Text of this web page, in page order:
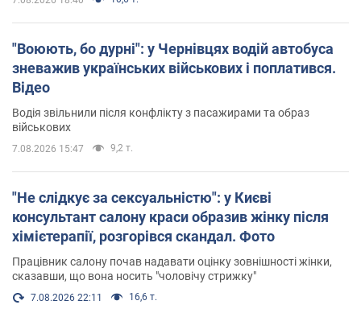
"Воюють, бо дурні": у Чернівцях водій автобуса
зневажив українських військових і поплатився.
Відео
Водія звільнили після конфлікту з пасажирами та образ
військових
7.08.2026 15:47 9,2 т.
"Не слідкує за сексуальністю": у Києві
консультант салону краси образив жінку після
хімієтерапії, розгорівся скандал. Фото
Працівник салону почав надавати оцінку зовнішності жінки,
сказавши, що вона носить "чоловічу стрижку"
7.08.2026 22:11 16,6 т.